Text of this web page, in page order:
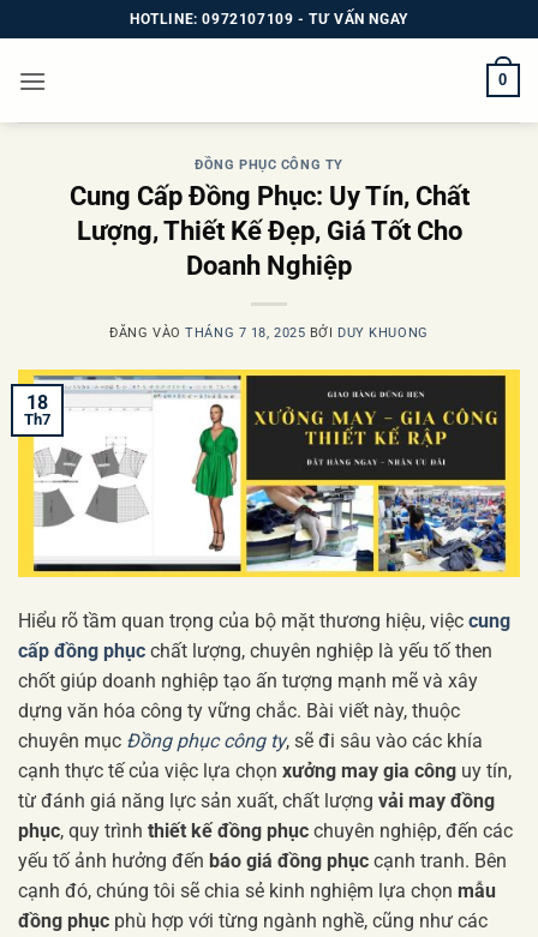
qua
nội
HOTLINE: 0972107109 - TƯ VẤN NGAY
0
ĐỒNG PHỤC CÔNG TY
Cung Cấp Đồng Phục: Uy Tín, Chất
Lượng, Thiết Kế Đẹp, Giá Tốt Cho
Doanh Nghiệp
ĐĂNG VÀOTHÁNG 7 18, 2025 BỞI DUY KHUONG
18
Th7
Hiểu rõ tầm quan trọng của bộ mặt thương hiệu, việc cung
cấp đồng phục chất lượng, chuyên nghiệp là yếu tố then
chốt giúp doanh nghiệp tạo ấn tượng mạnh mẽ và xây
dựng văn hóa công ty vững chắc. Bài viết này, thuộc
chuyên mục Đồng phục công ty, sẽ đi sâu vào các khía
cạnh thực tế của việc lựa chọn xưởng may gia công uy tín,
từ đánh giá năng lực sản xuất, chất lượng vải may đồng
phục, quy trình thiết kế đồng phục chuyên nghiệp, đến các
yếu tố ảnh hưởng đến báo giá đồng phục cạnh tranh. Bên
cạnh đó, chúng tôi sẽ chia sẻ kinh nghiệm lựa chọn mẫu
đồng phục phù hợp với từng ngành nghề, cũng như các